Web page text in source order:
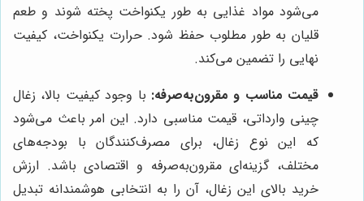
می‌شود مواد غذایی به طور یکنواخت پخته شوند و طعم
قلیان به طور مطلوب حفظ شود. حرارت یکنواخت، کیفیت
نهایی را تضمین می‌کند.
قیمت مناسب و مقرون‌به‌صرفه: با وجود کیفیت بالا، زغال
چینی وارداتی، قیمت مناسبی دارد. این امر باعث می‌شود
که این نوع زغال، برای مصرف‌کنندگان با بودجه‌های
مختلف، گزینه‌ای مقرون‌به‌صرفه و اقتصادی باشد. ارزش
خرید بالای این زغال، آن را به انتخابی هوشمندانه تبدیل